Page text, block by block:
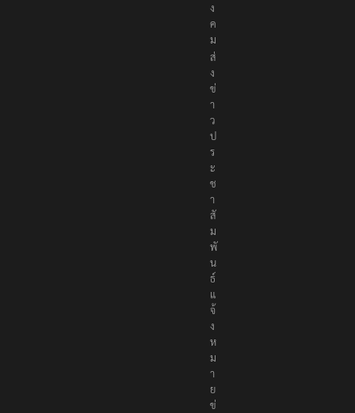
ง
ค
ม
ส่
ง
ข่
า
ว
ป
ร
ะ
ช
า
สั
ม
พั
น
ธ์
แ
จ้
ง
ห
ม
า
ย
ข่